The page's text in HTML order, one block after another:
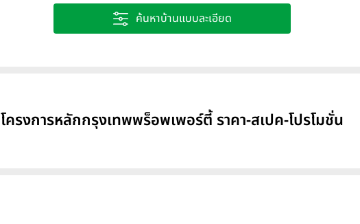
ค้นหาบ้านแบบละเอียด
โครงการหลักกรุงเทพพร็อพเพอร์ตี้ ราคา-สเปค-โปรโมชั่น